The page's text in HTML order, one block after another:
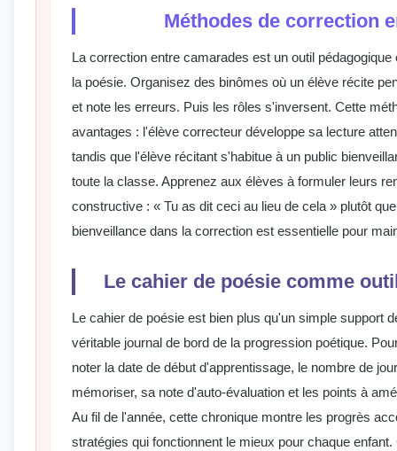
Méthodes de correction
La correction entre camarades est un outil
la poésie. Organisez des binômes où un élève récite
et note les erreurs. Puis les rôles s'inversent. Cette
avantages : l'élève correcteur développe sa lecture
tandis que l'élève récitant s'habitue à un public
toute la classe. Apprenez aux élèves à formuler leurs
constructive : « Tu as dit ceci au lieu de cela » plutôt
bienveillance dans la correction est essentielle pour
Le cahier de poésie comme
Le cahier de poésie est bien plus qu'un simple support
véritable journal de bord de la progression poétique.
noter la date de début d'apprentissage, le nombre de
mémoriser, sa note d'auto-évaluation et les points à
Au fil de l'année, cette chronique montre les progrès
stratégies qui fonctionnent le mieux pour chaque